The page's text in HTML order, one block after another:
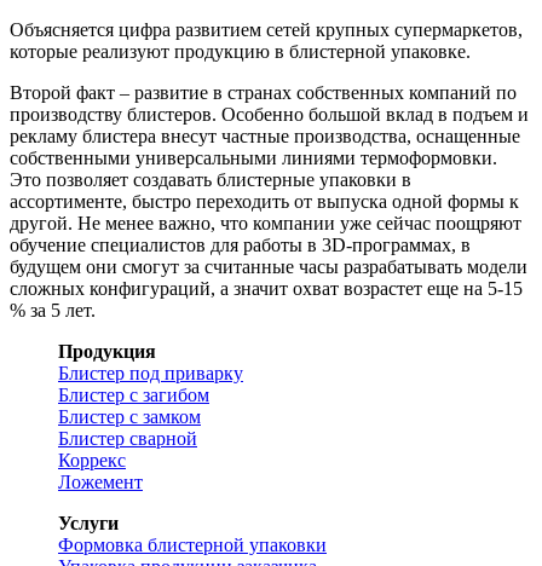
Объясняется цифра развитием сетей крупных супермаркетов,
которые реализуют продукцию в блистерной упаковке.
Второй факт – развитие в странах собственных компаний по
производству блистеров. Особенно большой вклад в подъем и
рекламу блистера внесут частные производства, оснащенные
собственными универсальными линиями термоформовки.
Это позволяет создавать блистерные упаковки в
ассортименте, быстро переходить от выпуска одной формы к
другой. Не менее важно, что компании уже сейчас поощряют
обучение специалистов для работы в 3D-программах, в
будущем они смогут за считанные часы разрабатывать модели
сложных конфигураций, а значит охват возрастет еще на 5-15
% за 5 лет.
Продукция
Блистер под приварку
Блистер с загибом
Блистер с замком
Блистер сварной
Коррекс
Ложемент
Услуги
Формовка блистерной упаковки